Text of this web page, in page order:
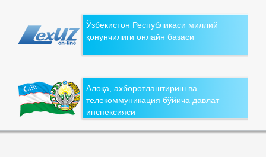
Ўзбекистон Республикаси миллий
қонунчилиги онлайн базаси
Алоқа, ахборотлаштириш ва
телекоммуникация бўйича давлат
инспексияси